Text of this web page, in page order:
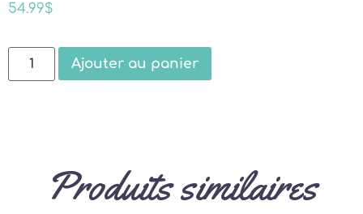
54.99$
Ajouter au panier
Produits similaires